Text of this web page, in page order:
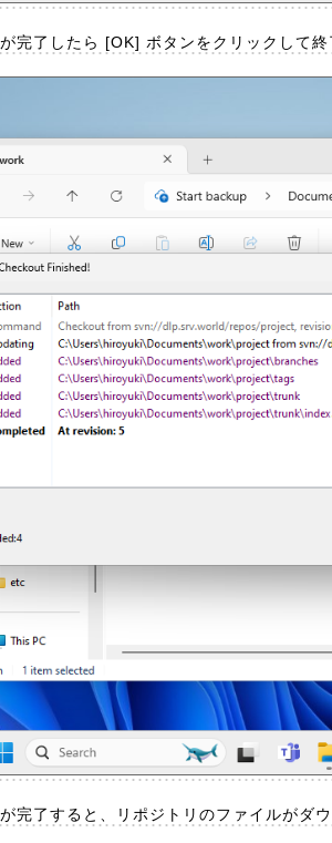
完了したら [OK] ボタンをクリックして終
完了すると、リポジトリのファイルがダウ